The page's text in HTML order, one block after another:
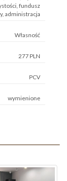
fundusz
administracja
Własność
277 PLN
PCV
wymienione